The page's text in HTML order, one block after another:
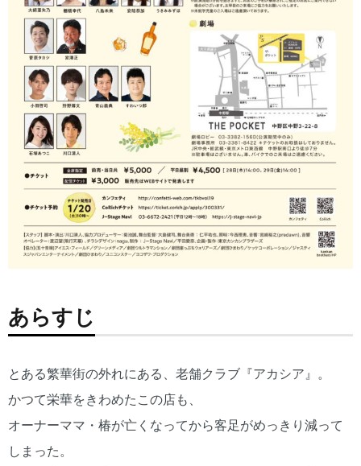
あらすじ
とある繁華街の外れにある、老舗クラブ『アカシア』。
かつて栄華をきわめたこの店も、
オーナーママ・椿が亡くなってから客足がめっきり減って
しまった。